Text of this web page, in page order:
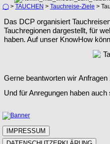
◯> TAUCHEN > Tauchreise-Ziele >
Das DCP organisiert
Tauchregionen dargestellt, für
haben. Auf unser KnowHow
Gerne beantworten wir
Und für Anregungen haben
IMPRESSUM